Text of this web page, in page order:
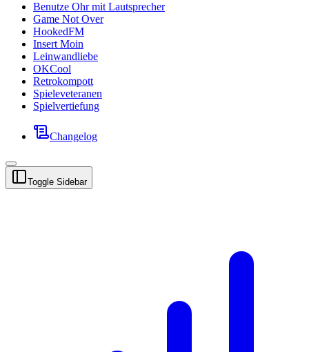
Benutze Ohr mit Lautsprecher
Game Not Over
HookedFM
Insert Moin
Leinwandliebe
OKCool
Retrokompott
Spieleveteranen
Spielvertiefung
Changelog
Toggle Sidebar